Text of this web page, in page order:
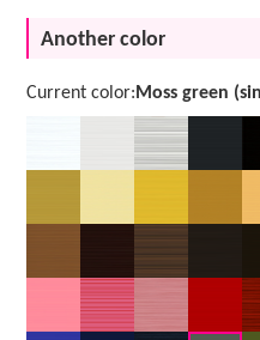
Another color
Current color: Moss green